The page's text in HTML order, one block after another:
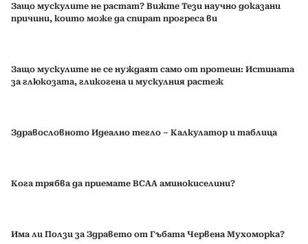
Защо мускулите не растат? Вижте Тези научно доказани
причини, които може да спират прогреса ви
Защо мускулите не се нуждаят само от протеин: Истината
за глюкозата, гликогена и мускулния растеж
Здравословното Идеално тегло – Калкулатор и таблица
Кога трябва да приемате BCAA аминокиселини?
Има ли Ползи за Здравето от Гъбата Червена Мухоморка?